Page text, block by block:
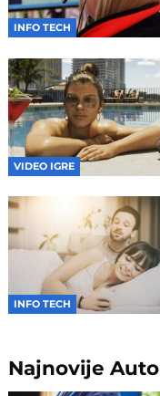
INFO TECH
VIDEO IGRE
INFO TECH
NajnovijeAuto